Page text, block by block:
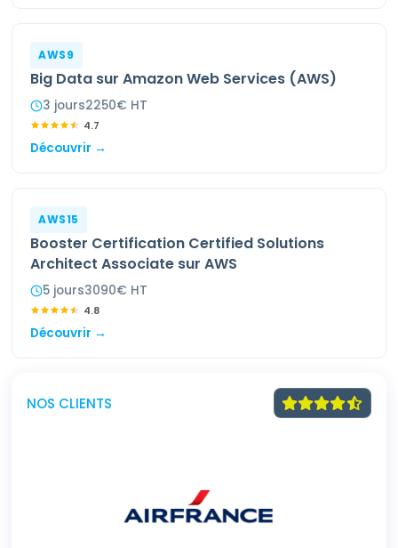
AWS9
Big Data sur Amazon Web Services (AWS)
3 jours2250€ HT
4.7
Découvrir →
AWS15
Booster Certification Certified Solutions
Architect Associate sur AWS
5jours3090€ HT
4.8
Découvrir →
NOS CLIENTS